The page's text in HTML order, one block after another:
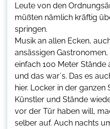
Leute von den
müßten nämlich kräftig
springen.
Musik an allen Ecken,
ansässigen
einfach 100 Meter Stände
und das war´s. Das es
hier. Locker in der
Künstler und Stände
vor der Tür haben will,
selber auf. Auch nachts